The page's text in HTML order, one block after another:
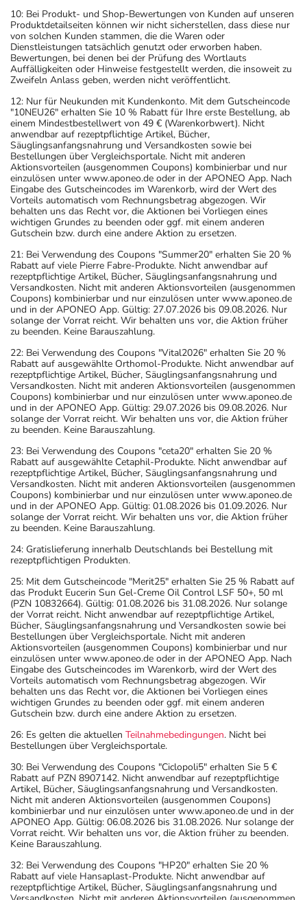
10: Bei Produkt- und Shop-Bewertungen von Kunden auf unseren
Produktdetailseiten können wir nicht sicherstellen, dass diese nur
von solchen Kunden stammen, die die Waren oder
Dienstleistungen tatsächlich genutzt oder erworben haben.
Bewertungen, bei denen bei der Prüfung des Wortlauts
Auffälligkeiten oder Hinweise festgestellt werden, die insoweit zu
Zweifeln Anlass geben, werden nicht veröffentlicht.
12: Nur für Neukunden mit Kundenkonto. Mit dem Gutscheincode
"10NEU26" erhalten Sie 10 % Rabatt für Ihre erste Bestellung, ab
einem Mindestbestellwert von 49 € (Warenkorbwert). Nicht
anwendbar auf rezeptpflichtige Artikel, Bücher,
Säuglingsanfangsnahrung und Versandkosten sowie bei
Bestellungen über Vergleichsportale. Nicht mit anderen
Aktionsvorteilen (ausgenommen Coupons) kombinierbar und nur
einzulösen unter www.aponeo.de oder in der APONEO App. Nach
Eingabe des Gutscheincodes im Warenkorb, wird der Wert des
Vorteils automatisch vom Rechnungsbetrag abgezogen. Wir
behalten uns das Recht vor, die Aktionen bei Vorliegen eines
wichtigen Grundes zu beenden oder ggf. mit einem anderen
Gutschein bzw. durch eine andere Aktion zu ersetzen.
21: Bei Verwendung des Coupons "Summer20" erhalten Sie 20 %
Rabatt auf viele Pierre Fabre-Produkte. Nicht anwendbar auf
rezeptpflichtige Artikel, Bücher, Säuglingsanfangsnahrung und
Versandkosten. Nicht mit anderen Aktionsvorteilen (ausgenommen
Coupons) kombinierbar und nur einzulösen unter www.aponeo.de
und in der APONEO App. Gültig: 27.07.2026 bis 09.08.2026. Nur
solange der Vorrat reicht. Wir behalten uns vor, die Aktion früher
zu beenden. Keine Barauszahlung.
22: Bei Verwendung des Coupons "Vital2026" erhalten Sie 20 %
Rabatt auf ausgewählte Orthomol-Produkte. Nicht anwendbar auf
rezeptpflichtige Artikel, Bücher, Säuglingsanfangsnahrung und
Versandkosten. Nicht mit anderen Aktionsvorteilen (ausgenommen
Coupons) kombinierbar und nur einzulösen unter www.aponeo.de
und in der APONEO App. Gültig: 29.07.2026 bis 09.08.2026. Nur
solange der Vorrat reicht. Wir behalten uns vor, die Aktion früher
zu beenden. Keine Barauszahlung.
23: Bei Verwendung des Coupons "ceta20" erhalten Sie 20 %
Rabatt auf ausgewählte Cetaphil-Produkte. Nicht anwendbar auf
rezeptpflichtige Artikel, Bücher, Säuglingsanfangsnahrung und
Versandkosten. Nicht mit anderen Aktionsvorteilen (ausgenommen
Coupons) kombinierbar und nur einzulösen unter www.aponeo.de
und in der APONEO App. Gültig: 01.08.2026 bis 01.09.2026. Nur
solange der Vorrat reicht. Wir behalten uns vor, die Aktion früher
zu beenden. Keine Barauszahlung.
24: Gratislieferung innerhalb Deutschlands bei Bestellung mit
rezeptpflichtigen Produkten.
25: Mit dem Gutscheincode "Merit25" erhalten Sie 25 % Rabatt auf
das Produkt Eucerin Sun Gel-Creme Oil Control LSF 50+, 50 ml
(PZN 10832664). Gültig: 01.08.2026 bis 31.08.2026. Nur solange
der Vorrat reicht. Nicht anwendbar auf rezeptpflichtige Artikel,
Bücher, Säuglingsanfangsnahrung und Versandkosten sowie bei
Bestellungen über Vergleichsportale. Nicht mit anderen
Aktionsvorteilen (ausgenommen Coupons) kombinierbar und nur
einzulösen unter www.aponeo.de oder in der APONEO App. Nach
Eingabe des Gutscheincodes im Warenkorb, wird der Wert des
Vorteils automatisch vom Rechnungsbetrag abgezogen. Wir
behalten uns das Recht vor, die Aktionen bei Vorliegen eines
wichtigen Grundes zu beenden oder ggf. mit einem anderen
Gutschein bzw. durch eine andere Aktion zu ersetzen.
26: Es gelten die aktuellen Teilnahmebedingungen. Nicht bei
Bestellungen über Vergleichsportale.
30: Bei Verwendung des Coupons "Ciclopoli5" erhalten Sie 5 €
Rabatt auf PZN 8907142. Nicht anwendbar auf rezeptpflichtige
Artikel, Bücher, Säuglingsanfangsnahrung und Versandkosten.
Nicht mit anderen Aktionsvorteilen (ausgenommen Coupons)
kombinierbar und nur einzulösen unter www.aponeo.de und in der
APONEO App. Gültig: 06.08.2026 bis 31.08.2026. Nur solange der
Vorrat reicht. Wir behalten uns vor, die Aktion früher zu beenden.
Keine Barauszahlung.
32: Bei Verwendung des Coupons "HP20" erhalten Sie 20 %
Rabatt auf viele Hansaplast-Produkte. Nicht anwendbar auf
rezeptpflichtige Artikel, Bücher, Säuglingsanfangsnahrung und